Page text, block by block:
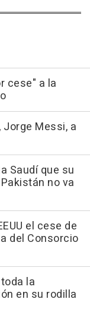
cese" a la
Messi, a
Saudí que su
no va
el cese de
del Consorcio
la
en su rodilla